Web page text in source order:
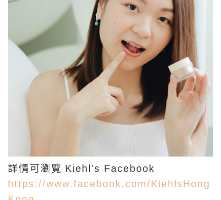
詳情可瀏覽 Kiehl's Facebook
https://www.facebook.com/KiehlsHong